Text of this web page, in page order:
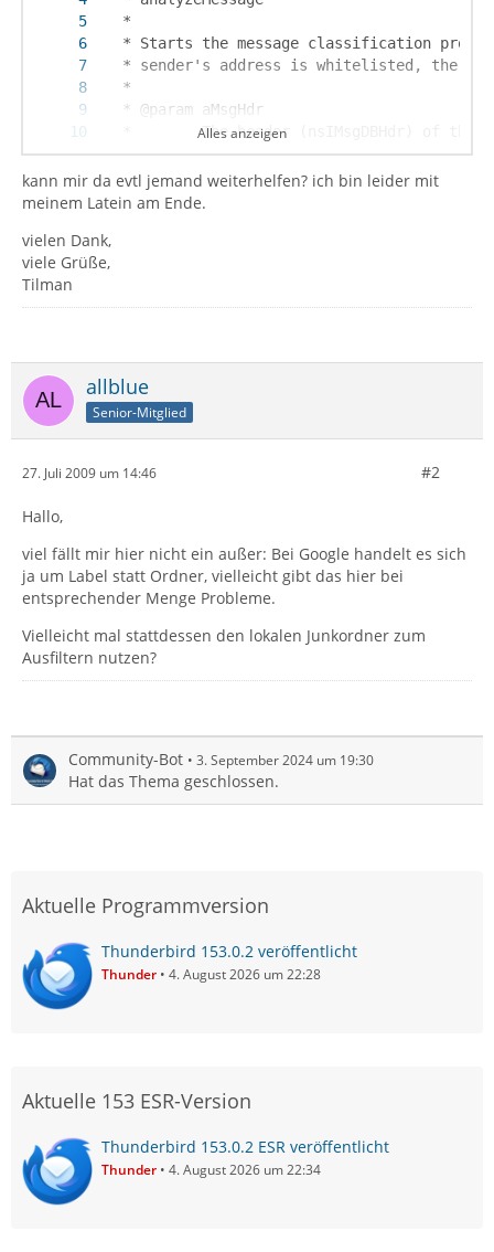
Alles anzeigen
kann mir da evtl jemand weiterhelfen? ich bin leider mit
meinem Latein am Ende.
vielen Dank,
viele Grüße,
Tilman
allblue
Senior-Mitglied
27. Juli 2009 um 14:46 #2
Hallo,
viel fällt mir hier nicht ein außer: Bei Google handelt es sich
ja um Label statt Ordner, vielleicht gibt das hier bei
entsprechender Menge Probleme.
Vielleicht mal stattdessen den lokalen Junkordner zum
Ausfiltern nutzen?
Community-Bot 3. September 2024 um 19:30
Hat das Thema geschlossen.
Aktuelle Programmversion
Thunderbird 153.0.2 veröffentlicht
Thunder 4. August 2026 um 22:28
Aktuelle 153 ESR-Version
Thunderbird 153.0.2 ESR veröffentlicht
Thunder 4. August 2026 um 22:34